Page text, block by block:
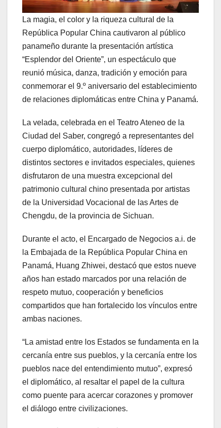
La magia, el color y la riqueza cultural de la
República Popular China cautivaron al público
panameño durante la presentación artística
“Esplendor del Oriente”, un espectáculo que
reunió música, danza, tradición y emoción para
conmemorar el 9.º aniversario del establecimiento
de relaciones diplomáticas entre China y Panamá.
La velada, celebrada en el Teatro Ateneo de la
Ciudad del Saber, congregó a representantes del
cuerpo diplomático, autoridades, líderes de
distintos sectores e invitados especiales, quienes
disfrutaron de una muestra excepcional del
patrimonio cultural chino presentada por artistas
de la Universidad Vocacional de las Artes de
Chengdu, de la provincia de Sichuan.
Durante el acto, el Encargado de Negocios a.i. de
la Embajada de la República Popular China en
Panamá, Huang Zhiwei, destacó que estos nueve
años han estado marcados por una relación de
respeto mutuo, cooperación y beneficios
compartidos que han fortalecido los vínculos entre
ambas naciones.
“La amistad entre los Estados se fundamenta en la
cercanía entre sus pueblos, y la cercanía entre los
pueblos nace del entendimiento mutuo”, expresó
el diplomático, al resaltar el papel de la cultura
como puente para acercar corazones y promover
el diálogo entre civilizaciones.